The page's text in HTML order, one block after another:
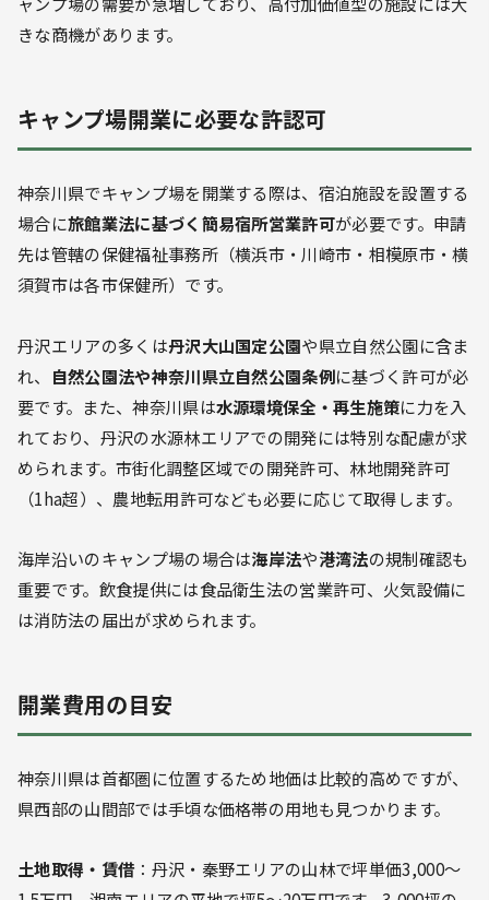
きな商機があります。
キャンプ場開業に必要な許認可
神奈川県でキャンプ場を開業する際は、宿泊施設を設置する
場合に旅館業法に基づく簡易宿所営業許可が必要です。申請
先は管轄の保健福祉事務所（横浜市・川崎市・相模原市・横
須賀市は各市保健所）です。
丹沢エリアの多くは丹沢大山国定公園や県立自然公園に含ま
れ、
自然公園法や神奈川県立自然公園条例に基づく許可が必
要です。また、神奈川県は水源環境保全・再生施策に力を入
れており、丹沢の水源林エリアでの開発には特別な配慮が求
められます。市街化調整区域での開発許可、林地開発許可
（1ha超）、農地転用許可なども必要に応じて取得します。
海岸沿いのキャンプ場の場合は海岸法や港湾法の規制確認も
重要です。飲食提供には食品衛生法の営業許可、火気設備に
は消防法の届出が求められます。
開業費用の目安
神奈川県は首都圏に位置するため地価は比較的高めですが、
県西部の山間部では手頃な価格帯の用地も見つかります。
土地取得・賃借：丹沢・秦野エリアの山林で坪単価3,000〜